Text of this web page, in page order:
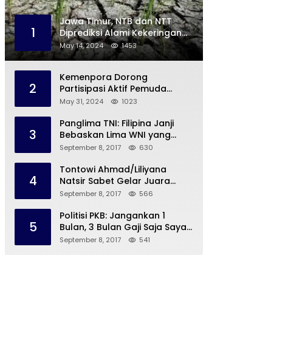
1
Jawa Timur, NTB dan NTT
Diprediksi Alami Kekeringan
Sepanjang Mei
May 14, 2024 1453
2
Kemenpora Dorong
Partisipasi Aktif Pemuda
Melalui Forum Konsultasi
May 31, 2024 1023
3
Panglima TNI: Filipina Janji
Bebaskan Lima WNI yang
Disandera Abu Sayyaf
September 8, 2017 630
4
Tontowi Ahmad/Liliyana
Natsir Sabet Gelar Juara
Dunia Kedua
September 8, 2017 566
5
Politisi PKB: Jangankan 1
Bulan, 3 Bulan Gaji Saja Saya
Siap untuk Rohingya
September 8, 2017 541